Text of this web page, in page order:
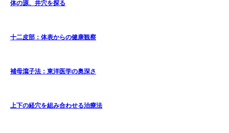
体の源、井穴を探る
十二皮部：体表からの健康観察
補母瀉子法：東洋医学の奥深さ
上下の経穴を組み合わせる治療法